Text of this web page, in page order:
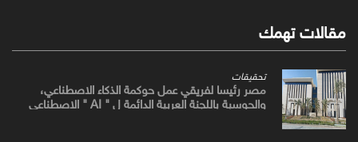
مقالات تهمك
تحقيقات
مصر رئيسا لفريقي عمل حوكمة الذكاء الاصطناعي،
والحوسبة باللجنة العربية الدائمة ل " AI " الاصطناعي